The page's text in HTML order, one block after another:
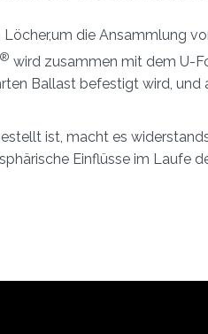
die Ansammlung
® wird zusammen mit dem U-
Ballast befestigt wird, und
ist, macht es
Einflüsse im Laufe
1